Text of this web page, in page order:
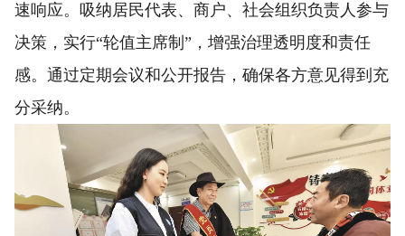
速响应。吸纳居民代表、商户、社会组织负责人参与
决策，实行“轮值主席制”，增强治理透明度和责任
感。通过定期会议和公开报告，确保各方意见得到充
分采纳。